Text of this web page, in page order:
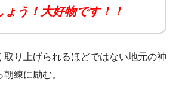
ょう！大好物です！！
取り上げられるほどではない地元の神
練に励む。